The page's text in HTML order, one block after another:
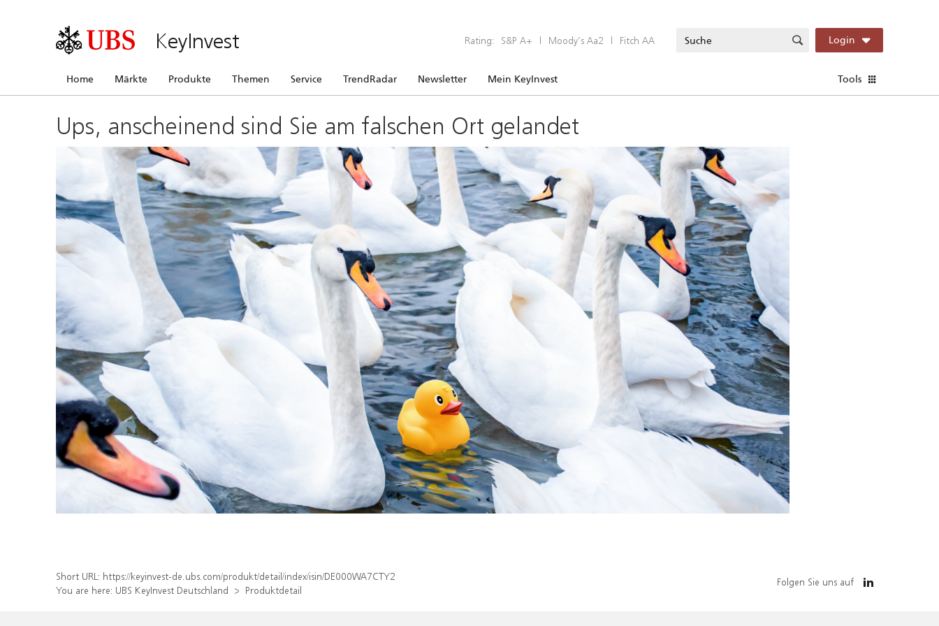
KeyInvest Rating: S&P A+ | Moody’s Aa2 | Fitch AA Login
Home Märkte Produkte Themen Service TrendRadar Newsletter Mein KeyInvest Tools
Ups, anscheinend sind Sie am falschen Ort gelandet
Short URL: https://keyinvest-de.ubs.com/produkt/detail/index/isin/DE000WA7CTY2
You are here: UBS KeyInvest Deutschland Produktdetail
Folgen Sie uns auf